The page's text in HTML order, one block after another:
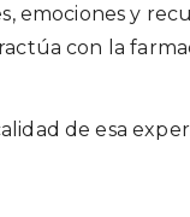
emociones y
con la
de esa